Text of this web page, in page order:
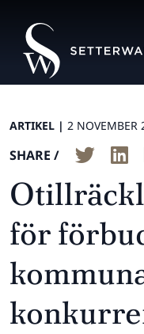
ARTIKEL | 2 NOVEMBER
SHARE /
för